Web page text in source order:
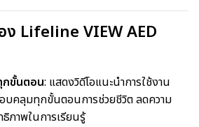
Lifeline VIEW AED
กขั้นตอน: แสดงวิดีโอแนะนำการใช้งาน
บคลุมทุกขั้นตอนการช่วยชีวิต ลดความ
ภาพในการเรียนรู้